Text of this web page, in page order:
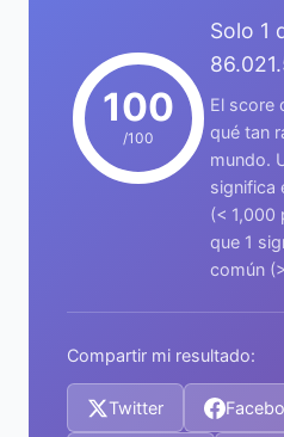
100
/100
Solo 1
El score
qué tan
mundo.
significa
(< 1,000
que 1
común
Compartir mi resultado:
Twitter